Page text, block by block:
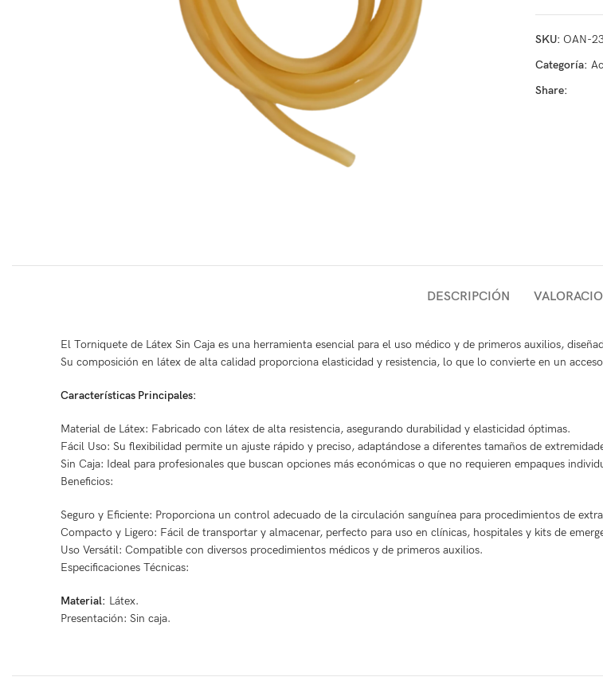
SKU: OAN-
Categoría:
Share:
DESCRIPCIÓN
El Torniquete de Látex Sin Caja es una herramienta esencial para el uso médico y de primeros auxilios,
Su composición en látex de alta calidad proporciona elasticidad y resistencia, lo que lo convierte en un
Características Principales:
Material de Látex: Fabricado con látex de alta resistencia, asegurando durabilidad y elasticidad óptimas.
Fácil Uso: Su flexibilidad permite un ajuste rápido y preciso, adaptándose a diferentes tamaños de
Sin Caja: Ideal para profesionales que buscan opciones más económicas o que no requieren empaques
Beneficios:
Seguro y Eficiente: Proporciona un control adecuado de la circulación sanguínea para procedimientos de
Compacto y Ligero: Fácil de transportar y almacenar, perfecto para uso en clínicas, hospitales y kits de
Uso Versátil: Compatible con diversos procedimientos médicos y de primeros auxilios.
Especificaciones Técnicas:
Material: Látex.
Presentación: Sin caja.